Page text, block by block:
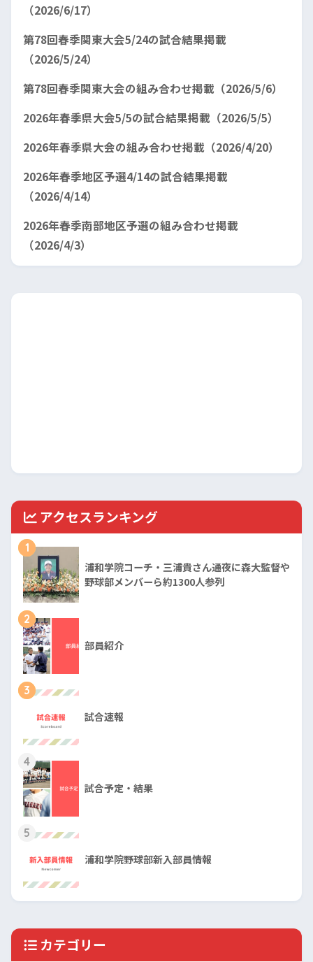
（2026/6/17）
第78回春季関東大会5/24の試合結果掲載
（2026/5/24）
第78回春季関東大会の組み合わせ掲載（2026/5/6）
2026年春季県大会5/5の試合結果掲載（2026/5/5）
2026年春季県大会の組み合わせ掲載（2026/4/20）
2026年春季地区予選4/14の試合結果掲載
（2026/4/14）
2026年春季南部地区予選の組み合わせ掲載
（2026/4/3）
アクセスランキング
1
浦和学院コーチ・三浦貴さん通夜に森大監督や
野球部メンバーら約1300人参列
2
部員紹介
3
試合速報
4
試合予定・結果
5
浦和学院野球部新入部員情報
カテゴリー